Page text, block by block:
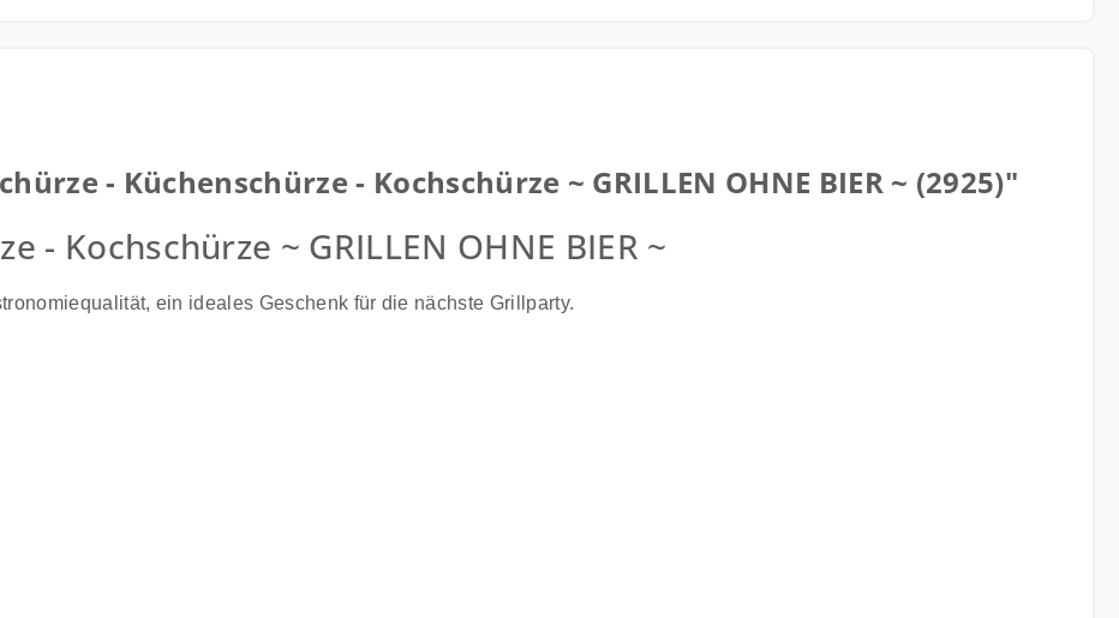
- Küchenschürze - Kochschürze ~ GRILLEN OHNE BIER ~ (2925)"
- Kochschürze ~ GRILLEN OHNE BIER ~
ein ideales Geschenk für die nächste Grillparty.